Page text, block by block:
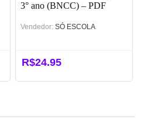
3° ano (BNCC) – PDF
Vendedor: SÓ ESCOLA
R$24.95